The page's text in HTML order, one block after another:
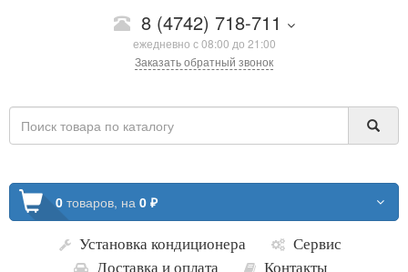
8 (4742) 718-711
ежедневно с 08:00 до 21:00
Заказать обратный звонок
0 товаров, на 0 ₽
Установка кондиционера
Сервис
Доставка и оплата
Контакты